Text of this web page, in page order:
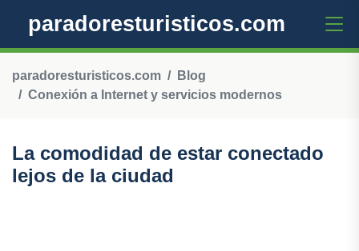
paradoresturisticos.com
paradoresturisticos.com
Blog
Conexión a Internet y servicios modernos
La comodidad de estar conectado
lejos de la ciudad